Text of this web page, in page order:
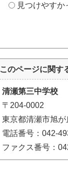
見つけやすか
このページに関す
清瀬第三中学校
〒204-0002
東京都清瀬市旭が
電話番号：042-
ファクス番号：